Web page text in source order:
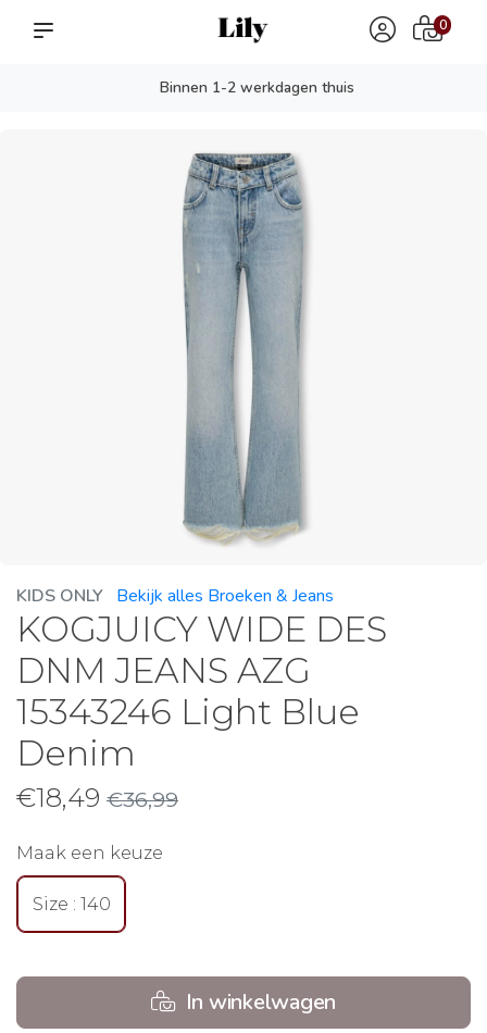
Binnen 1-2 werkdagen thuis
0
KIDS ONLY Bekijk alles Broeken & Jeans
KOGJUICY WIDE DES
DNM JEANS AZG
15343246 Light Blue
Denim
€18,49 €36,99
Maak een keuze
Size : 140
In winkelwagen